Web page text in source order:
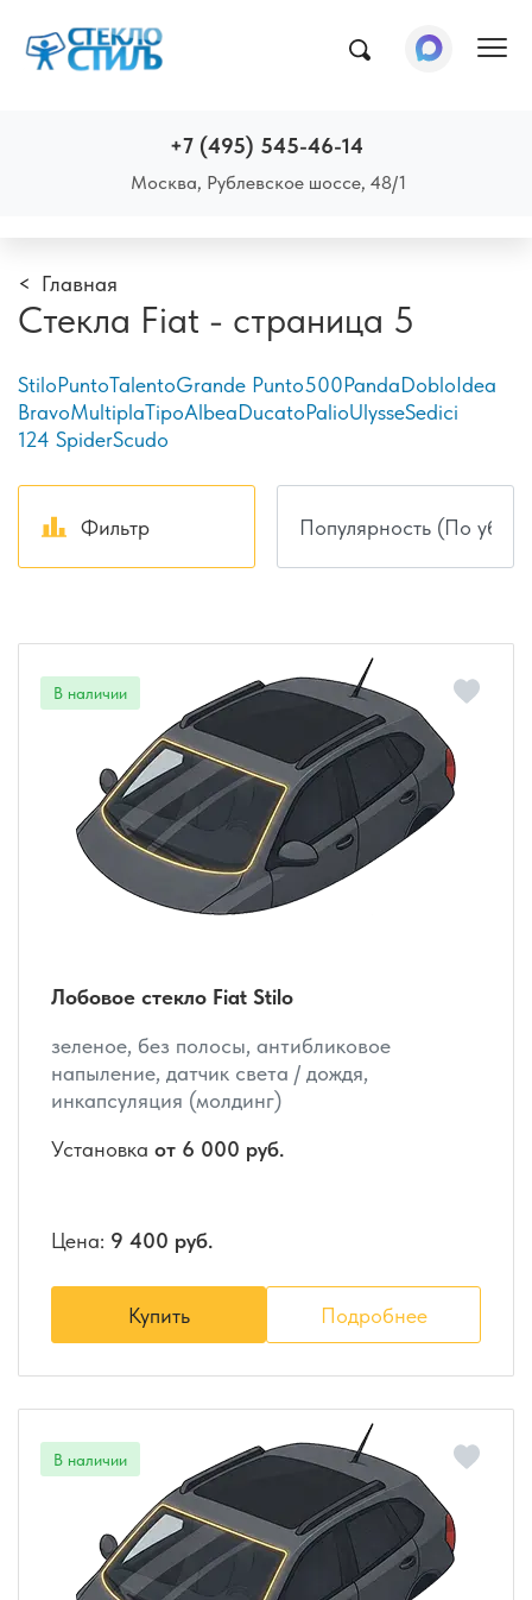
+7 (495) 545-46-14
Москва, Рублевское шоссе, 48/1
Главная
Стекла Fiat - страница 5
StiloPuntoTalentoGrande Punto500PandaDobloIdea
BravoMultiplaTipoAlbeaDucatoPalioUlysseSedici
124 SpiderScudo
Фильтр
Лобовое стекло Fiat Stilo
зеленое, без полосы, антибликовое
напыление, датчик света / дождя,
инкапсуляция (молдинг)
Установка от 6 000 руб.
Цена: 9 400 руб.
Купить Подробнее